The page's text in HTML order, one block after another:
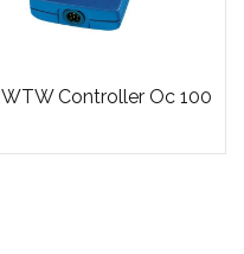
WTW Controller Oc 100